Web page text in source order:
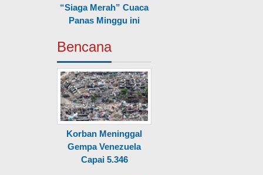
“Siaga Merah” Cuaca
Panas Minggu ini
Bencana
Korban Meninggal
Gempa Venezuela
Capai 5.346